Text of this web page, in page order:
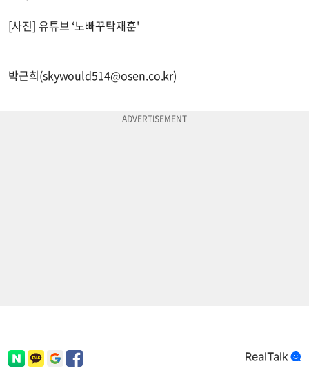
[사진] 유튜브 ‘노빠꾸탁재훈'
박근희(skywould514@osen.co.kr)